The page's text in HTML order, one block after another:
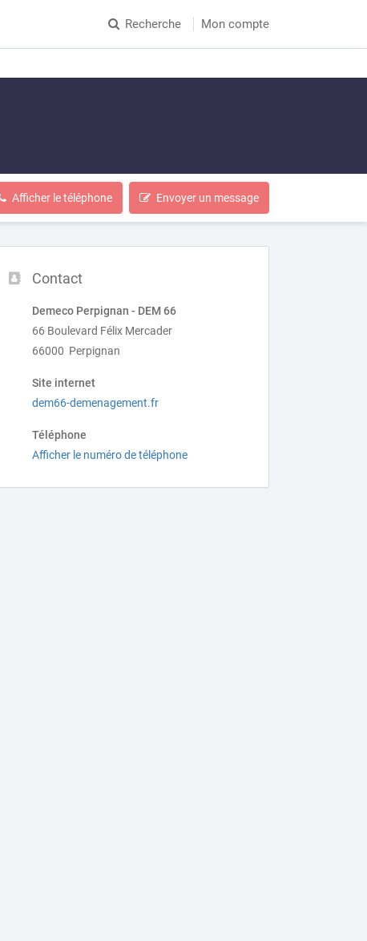
Recherche Mon compte
Afficher le téléphone Envoyer un message
Contact
Demeco Perpignan - DEM 66
66 Boulevard Félix Mercader
66000 Perpignan
Site internet
dem66-demenagement.fr
Téléphone
Afficher le numéro de téléphone